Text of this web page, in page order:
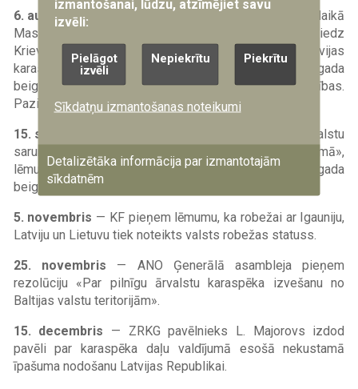
6. augusts— KF ārlietu ministrs A. Kozirevs tikšanās laikā
Maskavā Baltijas valstu ārlietu ministriem iesniedz
Krievijas priekšlikumu paketi, kurā izteikta iespēja Krievijas
karaspēku izvest no Baltijas valstīm līdz 1994. gada
beigām, ja tiks izpildītas vairākas Krievijas prasības.
Paziņojums uzrakstīts ultimatīvā tonī.
15. septembris
— LR AP pieņem lēmumu «Par starpvalstu
sarunām ar Krieviju karaspēka izvešanas jautājumā»,
lēmumā noteikts, ka karaspēks jāizved līdz 1993. gada
beigām.
5. novembris — KF pieņem lēmumu, ka robežai ar Igauniju,
Latviju un Lietuvu tiek noteikts valsts robežas statuss.
25. novembris — ANO Ģenerālā asambleja pieņem
rezolūciju «Par pilnīgu ārvalstu karaspēka izvešanu no
Baltijas valstu teritorijām».
15. decembris — ZRKG pavēlnieks L. Majorovs izdod
pavēli par karaspēka daļu valdījumā esošā nekustamā
īpašuma nodošanu Latvijas Republikai.
izmantošanai, lūdzu, atzīmējiet savu
izvēli:
Pielāgot
izvēli
Nepiekrītu Piekrītu
Sīkdatņu izmantošanas noteikumi
Detalizētāka informācija par izmantotajām
sīkdatnēm